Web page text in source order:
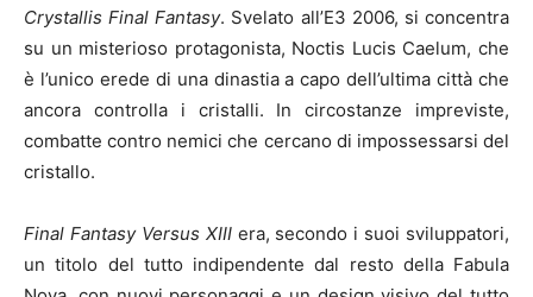
Crystallis Final Fantasy. Svelato all’E3 2006, si concentra
su un misterioso protagonista, Noctis Lucis Caelum, che
è l’unico erede di una dinastia a capo dell’ultima città che
ancora controlla i cristalli. In circostanze impreviste,
combatte contro nemici che cercano di impossessarsi del
cristallo.
Final Fantasy Versus XIIIera, secondo i suoi sviluppatori,
un titolo del tutto indipendente dal resto della Fabula